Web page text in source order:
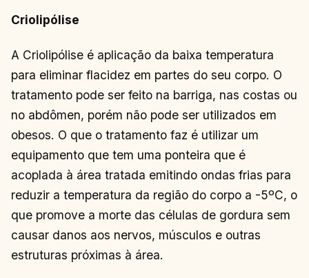
Criolipólise
A Criolipólise é aplicação da baixa temperatura
para eliminar flacidez em partes do seu corpo. O
tratamento pode ser feito na barriga, nas costas ou
no abdômen, porém não pode ser utilizados em
obesos. O que o tratamento faz é utilizar um
equipamento que tem uma ponteira que é
acoplada à área tratada emitindo ondas frias para
reduzir a temperatura da região do corpo a -5ºC, o
que promove a morte das células de gordura sem
causar danos aos nervos, músculos e outras
estruturas próximas à área.